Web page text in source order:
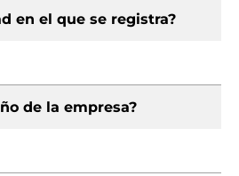
en el que se registra?
de la empresa?